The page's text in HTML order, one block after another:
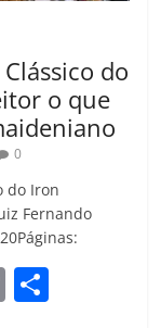
do
o que
0
do Iron
Fernando
C